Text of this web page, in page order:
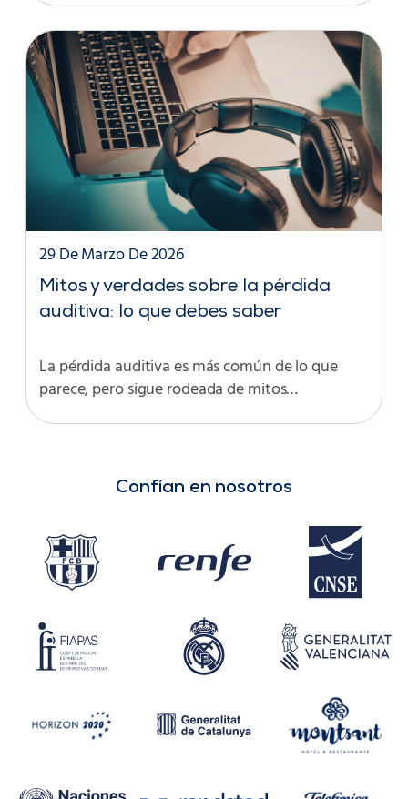
Mitos y verdades sobre la pérdida
auditiva: lo que debes saber
29 De Marzo De 2026
La pérdida auditiva es más común de lo que
parece, pero sigue rodeada de mitos…
Confían en nosotros